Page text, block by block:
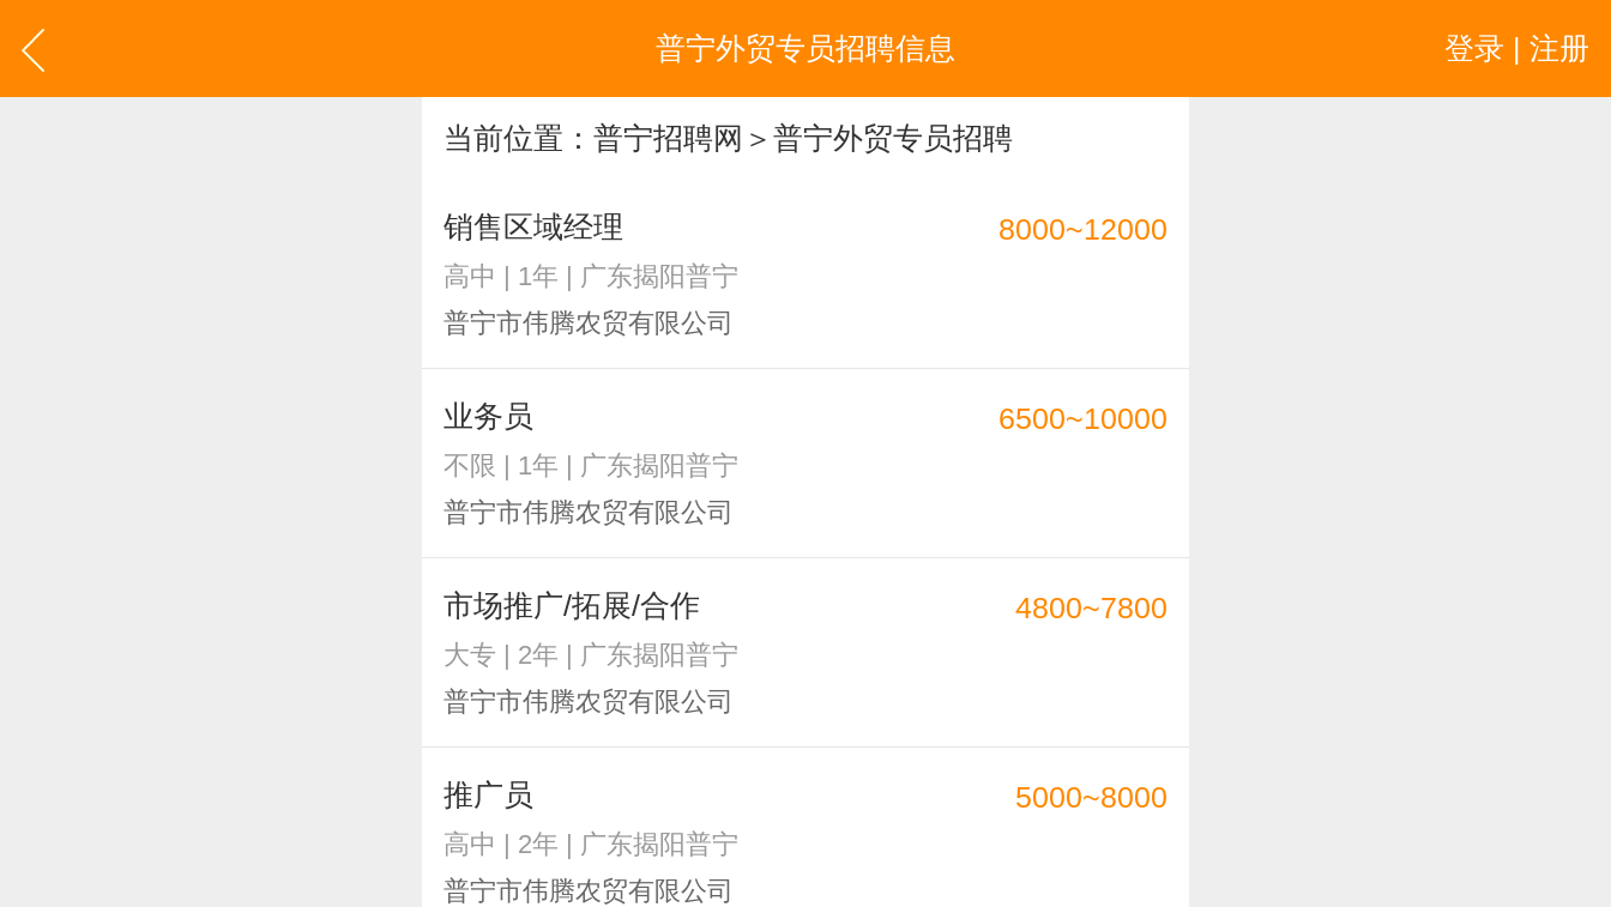
登录 | 注册
普宁外贸专员招聘信息
当前位置： 普宁招聘网 ＞普宁外贸专员招聘
销售区域经理
高中 | 1年 | 广东揭阳普宁
普宁市伟腾农贸有限公司
8000~12000
业务员
不限 | 1年 | 广东揭阳普宁
普宁市伟腾农贸有限公司
6500~10000
市场推广/拓展/合作
大专 | 2年 | 广东揭阳普宁
普宁市伟腾农贸有限公司
4800~7800
推广员
高中 | 2年 | 广东揭阳普宁
普宁市伟腾农贸有限公司
5000~8000